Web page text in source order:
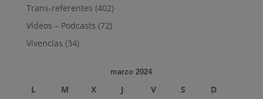
Trans-referentes (402)
Vídeos – Podcasts (72)
Vivencias (34)
marzo 2024
L M X J V S D